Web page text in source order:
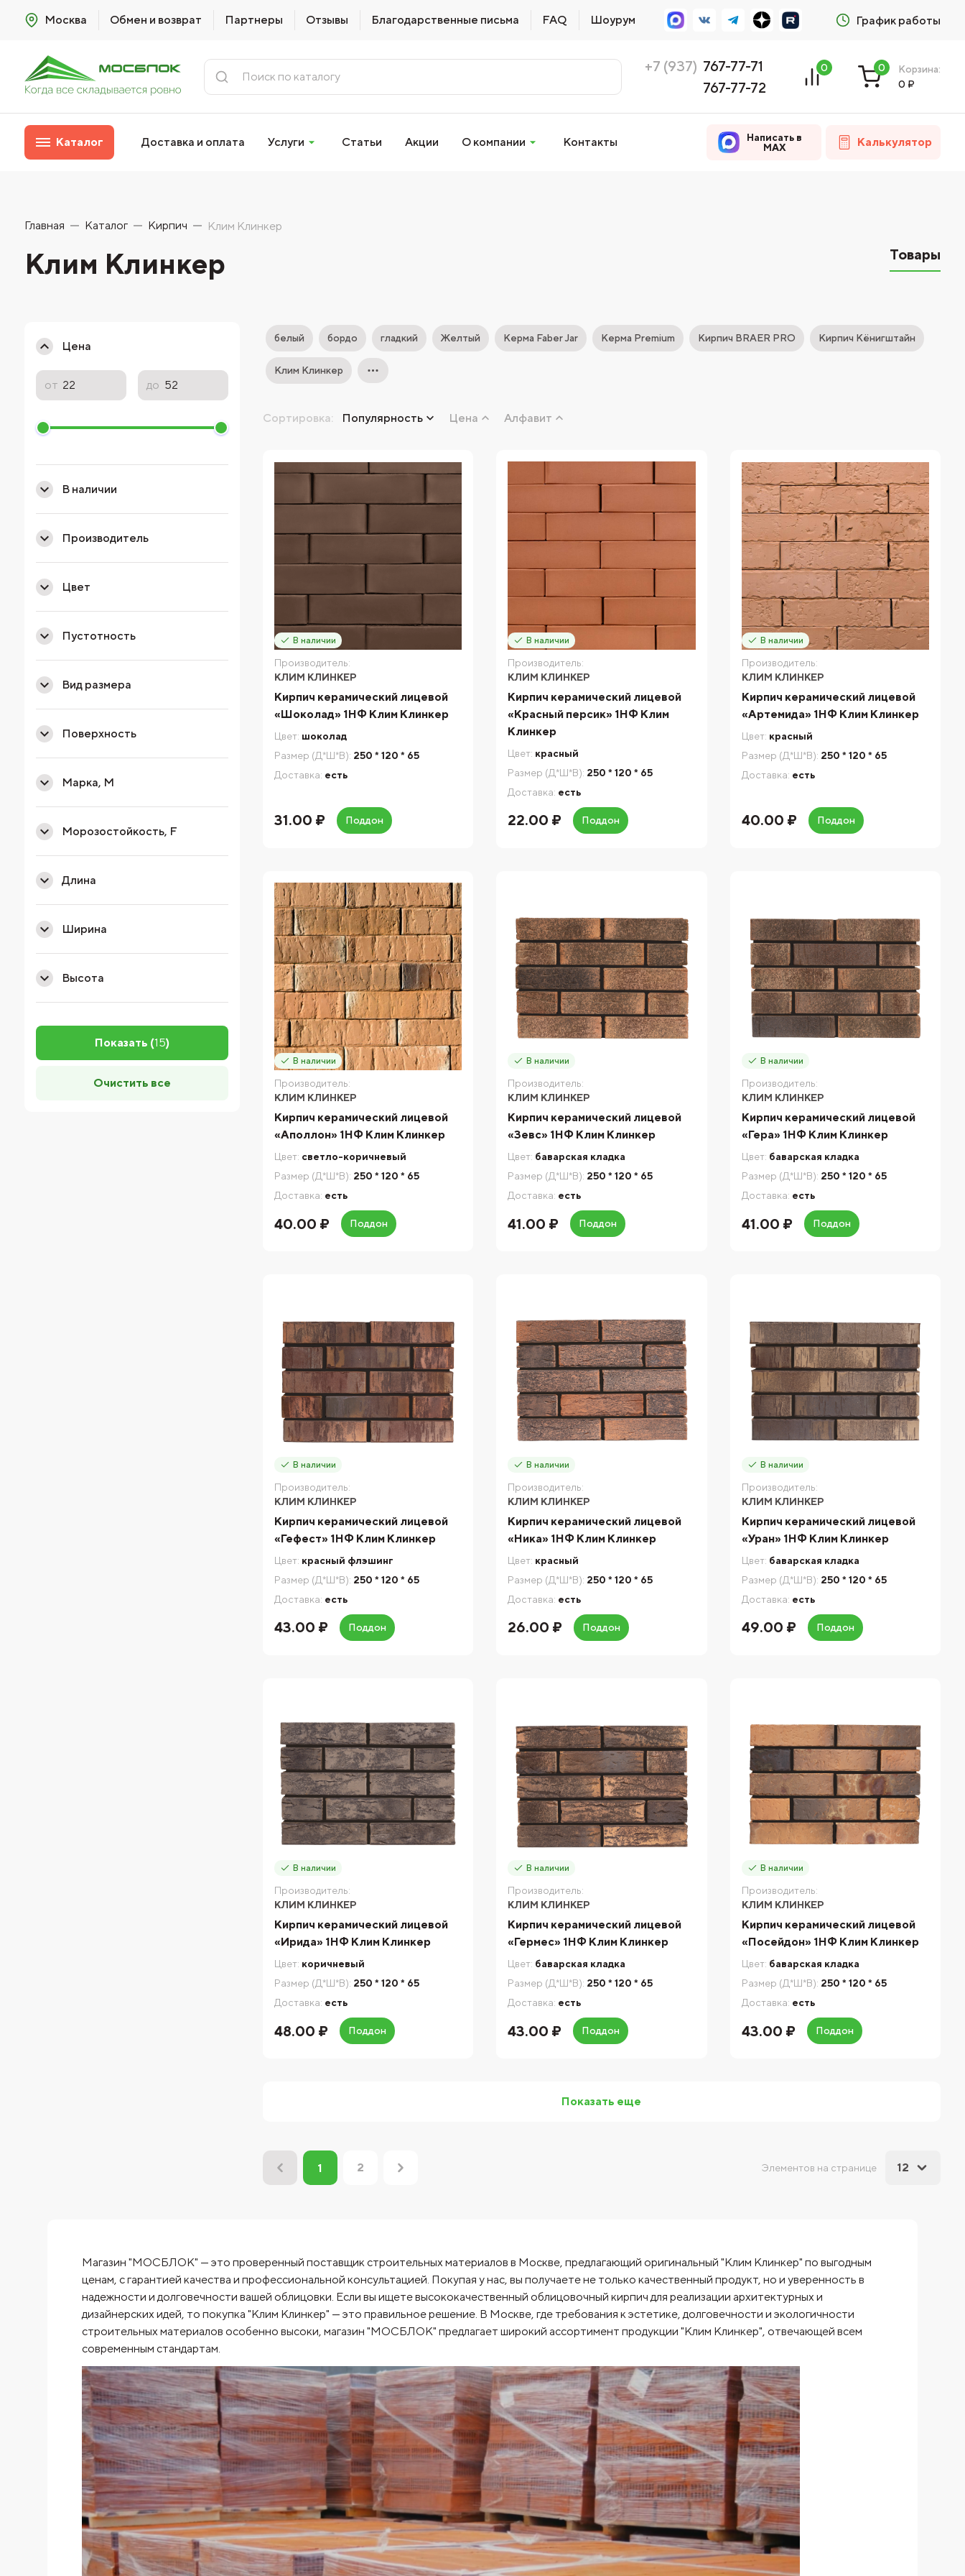
Москва Обмен и возврат Партнеры Отзывы Благодарственные письма FAQ Шоурум График работы
+7 (937) 767-77-71
767-77-72
0 0
Корзина:
0 ₽
Каталог Доставка и оплата Услуги Статьи Акции О компании Контакты
Написать в
MAX
Калькулятор
Главная Каталог Кирпич Клим Клинкер
Клим Клинкер Товары
Цена
от до
В наличии
Производитель
Цвет
Пустотность
Вид размера
Поверхность
Марка, М
Морозостойкость, F
Длина
Ширина
Высота
Показать (15)
Очистить все
белый бордо гладкий Желтый Керма Faber Jar Керма Premium Кирпич BRAER PRO Кирпич Кёнигштайн
Клим Клинкер
Сортировка: Популярность Цена Алфавит
В наличии
Производитель:
КЛИМ КЛИНКЕР
Кирпич керамический лицевой
«Шоколад» 1НФ Клим Клинкер
Цвет: шоколад
Размер (Д*Ш*В): 250 * 120 * 65
Доставка: есть
31.00 ₽ Поддон
В наличии
Производитель:
КЛИМ КЛИНКЕР
Кирпич керамический лицевой
«Красный персик» 1НФ Клим
Клинкер
Цвет: красный
Размер (Д*Ш*В): 250 * 120 * 65
Доставка: есть
22.00 ₽ Поддон
В наличии
Производитель:
КЛИМ КЛИНКЕР
Кирпич керамический лицевой
«Артемида» 1НФ Клим Клинкер
Цвет: красный
Размер (Д*Ш*В): 250 * 120 * 65
Доставка: есть
40.00 ₽ Поддон
В наличии
Производитель:
КЛИМ КЛИНКЕР
Кирпич керамический лицевой
«Аполлон» 1НФ Клим Клинкер
Цвет: светло-коричневый
Размер (Д*Ш*В): 250 * 120 * 65
Доставка: есть
40.00 ₽ Поддон
В наличии
Производитель:
КЛИМ КЛИНКЕР
Кирпич керамический лицевой
«Зевс» 1НФ Клим Клинкер
Цвет: баварская кладка
Размер (Д*Ш*В): 250 * 120 * 65
Доставка: есть
41.00 ₽ Поддон
В наличии
Производитель:
КЛИМ КЛИНКЕР
Кирпич керамический лицевой
«Гера» 1НФ Клим Клинкер
Цвет: баварская кладка
Размер (Д*Ш*В): 250 * 120 * 65
Доставка: есть
41.00 ₽ Поддон
В наличии
Производитель:
КЛИМ КЛИНКЕР
Кирпич керамический лицевой
«Гефест» 1НФ Клим Клинкер
Цвет: красный флэшинг
Размер (Д*Ш*В): 250 * 120 * 65
Доставка: есть
43.00 ₽ Поддон
В наличии
Производитель:
КЛИМ КЛИНКЕР
Кирпич керамический лицевой
«Ника» 1НФ Клим Клинкер
Цвет: красный
Размер (Д*Ш*В): 250 * 120 * 65
Доставка: есть
26.00 ₽ Поддон
В наличии
Производитель:
КЛИМ КЛИНКЕР
Кирпич керамический лицевой
«Уран» 1НФ Клим Клинкер
Цвет: баварская кладка
Размер (Д*Ш*В): 250 * 120 * 65
Доставка: есть
49.00 ₽ Поддон
В наличии
Производитель:
КЛИМ КЛИНКЕР
Кирпич керамический лицевой
«Ирида» 1НФ Клим Клинкер
Цвет: коричневый
Размер (Д*Ш*В): 250 * 120 * 65
Доставка: есть
48.00 ₽ Поддон
В наличии
Производитель:
КЛИМ КЛИНКЕР
Кирпич керамический лицевой
«Гермес» 1НФ Клим Клинкер
Цвет: баварская кладка
Размер (Д*Ш*В): 250 * 120 * 65
Доставка: есть
43.00 ₽ Поддон
В наличии
Производитель:
КЛИМ КЛИНКЕР
Кирпич керамический лицевой
«Посейдон» 1НФ Клим Клинкер
Цвет: баварская кладка
Размер (Д*Ш*В): 250 * 120 * 65
Доставка: есть
43.00 ₽ Поддон
Показать еще
1 2 Элементов на странице 12
Магазин "МОСБЛОК" — это проверенный поставщик строительных материалов в Москве, предлагающий оригинальный "Клим Клинкер" по выгодным
ценам, с гарантией качества и профессиональной консультацией. Покупая у нас, вы получаете не только качественный продукт, но и уверенность в
надежности и долговечности вашей облицовки. Если вы ищете высококачественный облицовочный кирпич для реализации архитектурных и
дизайнерских идей, то покупка "Клим Клинкер" — это правильное решение. В Москве, где требования к эстетике, долговечности и экологичности
строительных материалов особенно высоки, магазин "МОСБЛОК" предлагает широкий ассортимент продукции "Клим Клинкер", отвечающей всем
современным стандартам.